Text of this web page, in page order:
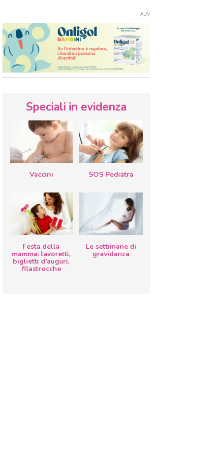
Speciali in evidenza
Vaccini SOS Pediatra
Festa della
mamma: lavoretti,
biglietti d’auguri,
filastrocche
Le settimane di
gravidanza